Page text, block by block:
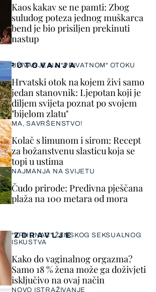
Kaos kakav se ne pamti: Zbog
suludog poteza jednog muškarca
bend je bio prisiljen prekinuti
nastup
ZDRAVLJE
"VRHUNAC" ŽENSKOG SEKSUALNOG
ISKUSTVA
Kako do vaginalnog orgazma?
Samo 18 % žena može ga doživjeti
isključivo na ovaj način
NOVO ISTRAŽIVANJE
PUTOVANJA
UŽIVANJE NA "PRIVATNOM" OTOKU
Hrvatski otok na kojem živi samo
jedan stanovnik: Ljepotan koji je
diljem svijeta poznat po svojem
"bijelom zlatu"
MA, SAVRŠENSTVO!
Kolač s limunom i sirom: Recept
za božanstvenu slasticu koja se
topi u ustima
NAJMANJA NA SVIJETU
Čudo prirode: Predivna pješčana
plaža na 100 metara od mora